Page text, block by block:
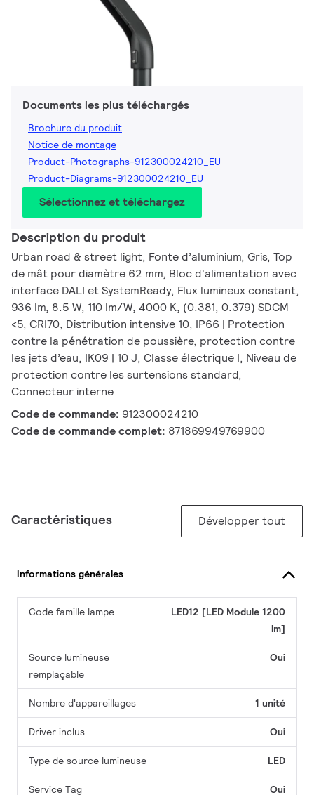
Documents les plus téléchargés
Brochure du produit
Notice de montage
Product-Photographs-912300024210_EU
Product-Diagrams-912300024210_EU
Sélectionnez et téléchargez
Description du produit
Urban road & street light, Fonte d’aluminium, Gris, Top
de mât pour diamètre 62 mm, Bloc d'alimentation avec
interface DALI et SystemReady, Flux lumineux constant,
936 lm, 8.5 W, 110 lm/W, 4000 K, (0.381, 0.379) SDCM
<5, CRI70, Distribution intensive 10, IP66 | Protection
contre la pénétration de poussière, protection contre
les jets d’eau, IK09 | 10 J, Classe électrique I, Niveau de
protection contre les surtensions standard,
Connecteur interne
Code de commande: 912300024210
Code de commande complet: 871869949769900
Caractéristiques Développer tout
Informations générales
Code famille lampe
LED12 [LED Module 1200
lm]
Source lumineuse
remplaçable
Oui
Nombre d'appareillages 1 unité
Driver inclus Oui
Type de source lumineuse LED
Service Tag Oui